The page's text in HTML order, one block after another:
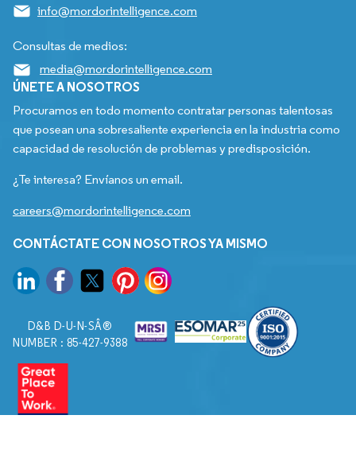
info@mordorintelligence.com
Consultas de medios:
media@mordorintelligence.com
ÚNETE A NOSOTROS
Procuramos en todo momento contratar personas talentosas
que posean una sobresaliente experiencia en la industria como
capacidad de resolución de problemas y predisposición.
¿Te interesa? Envíanos un email.
careers@mordorintelligence.com
CONTÁCTATE CON NOSOTROS YA MISMO
D&B D-U-N-SÂ®
NUMBER : 85-427-9388